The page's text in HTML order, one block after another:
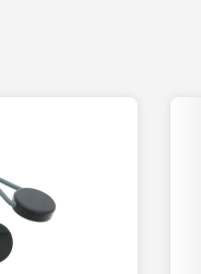
haut et les
pour sa
revenir à sa